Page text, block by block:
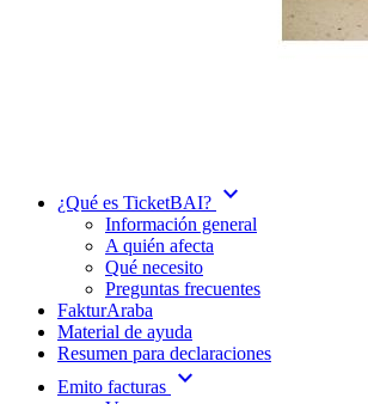
¿Qué es TicketBAI? expand_more
Información general
A quién afecta
Qué necesito
Preguntas frecuentes
FakturAraba
Material de ayuda
Resumen para declaraciones
Emito facturas expand_more